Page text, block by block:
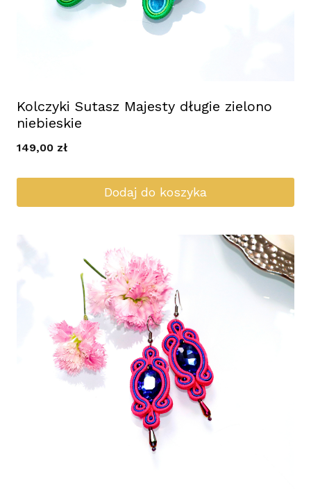
Kolczyki Sutasz Majesty długie zielono
niebieskie
149,00 zł
Dodaj do koszyka